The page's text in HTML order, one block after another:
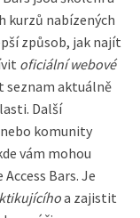
nabízených
způsob, jak najít
oficiální webové
seznam aktuálně
Další
komunity
vám mohou
Bars. Je
a zajistit